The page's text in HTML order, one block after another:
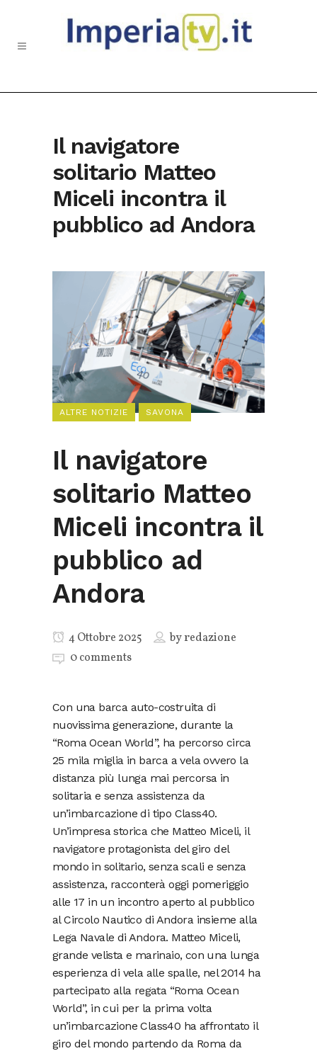
Il navigatore
solitario Matteo
Miceli incontra il
pubblico ad Andora
ALTRE NOTIZIE SAVONA
Il navigatore
solitario Matteo
Miceli incontra il
pubblico ad
Andora
4 Ottobre 2025 byredazione
0 comments
Con una barca auto-costruita di
nuovissima generazione, durante la
“Roma Ocean World”, ha percorso circa
25 mila miglia in barca a vela ovvero la
distanza più lunga mai percorsa in
solitaria e senza assistenza da
un’imbarcazione di tipo Class40.
Un’impresa storica che Matteo Miceli, il
navigatore protagonista del giro del
mondo in solitario, senza scali e senza
assistenza, racconterà oggi pomeriggio
alle 17 in un incontro aperto al pubblico
al Circolo Nautico di Andora insieme alla
Lega Navale di Andora. Matteo Miceli,
grande velista e marinaio, con una lunga
esperienza di vela alle spalle, nel 2014 ha
partecipato alla regata “Roma Ocean
World”, in cui per la prima volta
un’imbarcazione Class40 ha affrontato il
giro del mondo partendo da Roma da